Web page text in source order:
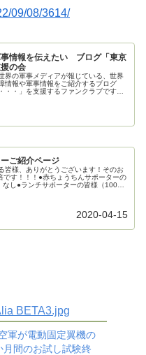
09/08/3614/
情報を伝えたい ブログ「東京
の会
界の軍事メディアが報じている、世界
情報や軍事情報をご紹介するブログ
・・」を支援するファンクラブです。
ご紹介ページ
皆様、ありがとうございます！そのお
です！！！●赤ちょうちんサポーターの
なし●ランチサポーターの皆様（1000
2020-04-15
軍が電動固定翼機の
月間のお試し試験終